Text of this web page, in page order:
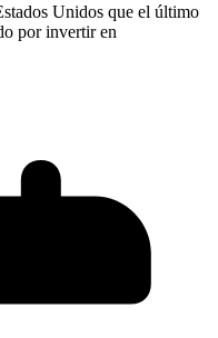
Unidos que el último
por invertir en